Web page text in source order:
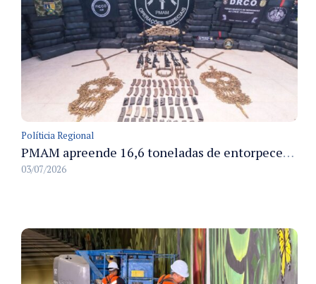
Políticia Regional
PMAM apreende 16,6 toneladas de entorpecentes e registra aumento nas prisões em flagrante e nas capturas de foragidos no primeiro semestre de 2026
03/07/2026